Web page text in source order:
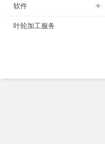
ꄶ
软件
叶轮加工服务